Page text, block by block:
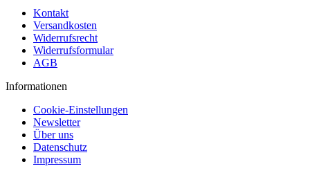
Kontakt
Versandkosten
Widerrufsrecht
Widerrufsformular
AGB
Informationen
Cookie-Einstellungen
Newsletter
Über uns
Datenschutz
Impressum